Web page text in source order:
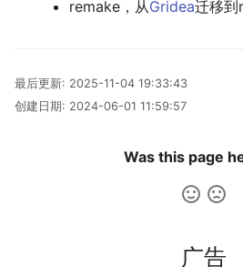
remake，从Gridea迁移到
最后更新: 2025-11-04 19:33:43
创建日期: 2024-06-01 11:59:57
Was this page
广告